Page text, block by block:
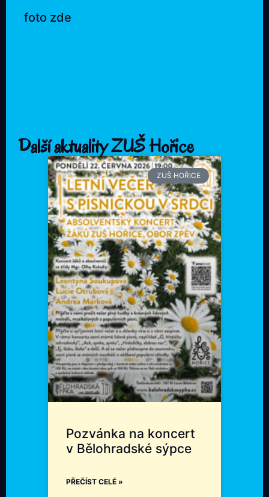
foto zde
Další aktuality ZUŠ Hořice
ZUŠ HOŘICE
Pozvánka na koncert
v Bělohradské sýpce
PŘEČÍST CELÉ »